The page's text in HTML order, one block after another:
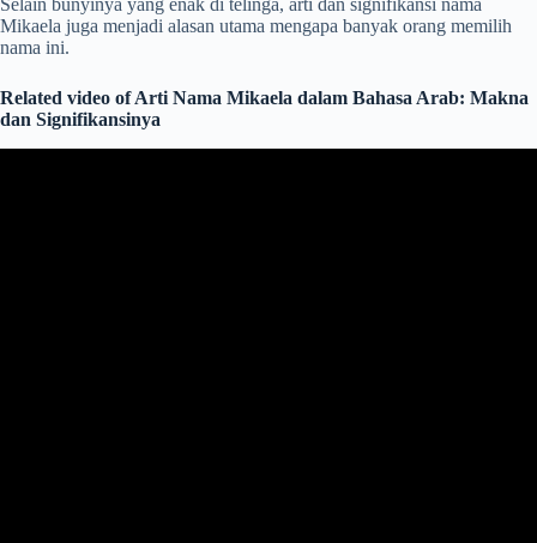
Selain bunyinya yang enak di telinga, arti dan signifikansi nama
Mikaela juga menjadi alasan utama mengapa banyak orang memilih
nama ini.
Related video of Arti Nama Mikaela dalam Bahasa Arab: Makna
dan Signifikansinya